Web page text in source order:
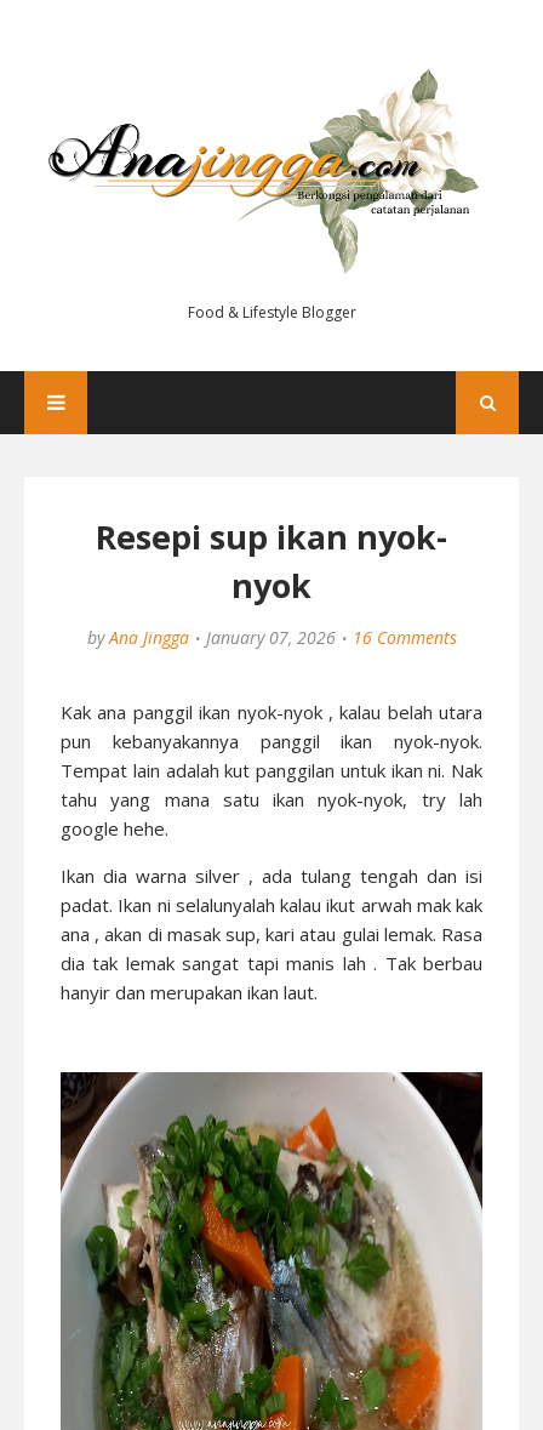
Food & Lifestyle Blogger
Resepi sup ikan nyok-
nyok
by Ana Jingga January 07, 2026 16 Comments
Kak ana panggil ikan nyok-nyok , kalau belah utara
pun kebanyakannya panggil ikan nyok-nyok.
Tempat lain adalah kut panggilan untuk ikan ni. Nak
tahu yang mana satu ikan nyok-nyok, try lah
google hehe.
Ikan dia warna silver , ada tulang tengah dan isi
padat. Ikan ni selalunyalah kalau ikut arwah mak kak
ana , akan di masak sup, kari atau gulai lemak. Rasa
dia tak lemak sangat tapi manis lah . Tak berbau
hanyir dan merupakan ikan laut.